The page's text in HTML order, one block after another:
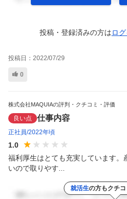
投稿・登録済みの方はロ
投稿日： 2022/07/29
0
株式会社MAQUIAの評判・クチコミ・評価
良い点 仕事内容
正社員 2022年頃
1.0
福利厚生はとても充実しています。
いので取りやす...
就活生の方もクチコ